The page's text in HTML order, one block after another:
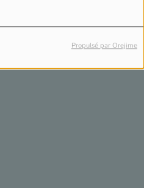
Propulsé par Orejime